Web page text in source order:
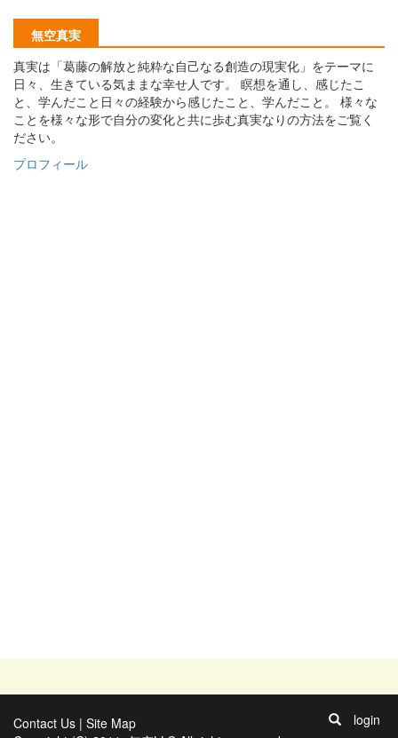
無空真実
真実は「葛藤の解放と純粋な自己なる創造の現実化」をテーマに
日々、生きている気ままな幸せ人です。 瞑想を通し、感じたこ
と、学んだこと日々の経験から感じたこと、学んだこと。 様々な
ことを様々な形で自分の変化と共に歩む真実なりの方法をご覧く
ださい。
プロフィール
Contact Us | Site Map
login